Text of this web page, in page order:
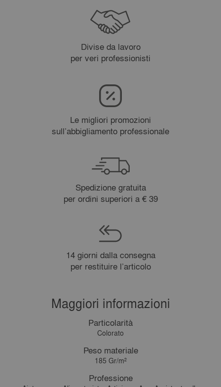
Divise da lavoro
per veri professionisti
Le migliori promozioni
sull’abbigliamento professionale
Spedizione gratuita
per ordini superiori a € 39
14 giorni dalla consegna
per restituire l’articolo
Maggiori informazioni
Particolarità
Colorato
Peso materiale
185 Gr/m²
Professione